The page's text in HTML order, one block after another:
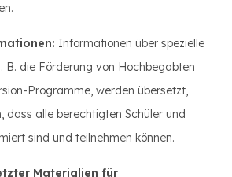
Informationen über spezielle
B. die Förderung von Hochbegabten
Programme, werden übersetzt,
dass alle berechtigten Schüler und
sind und teilnehmen können.
Materialien für